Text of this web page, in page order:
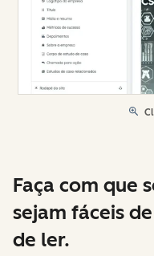
Faça com que
sejam fáceis
de ler.